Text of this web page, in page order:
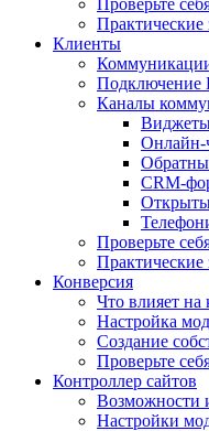
Проверьте
Практические
Клиенты
Подключение
Каналы
Онлайн-
CRM-
Проверьте
Практические
Конверсия
Что влияет на
Настройка
Создание
Проверьте
Контроллер сайтов
Возможности
Настройки